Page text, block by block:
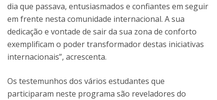
dia que passava, entusiasmados e confiantes em seguir
em frente nesta comunidade internacional. A sua
dedicação e vontade de sair da sua zona de conforto
exemplificam o poder transformador destas iniciativas
internacionais”, acrescenta.
Os testemunhos dos vários estudantes que
participaram neste programa são reveladores do